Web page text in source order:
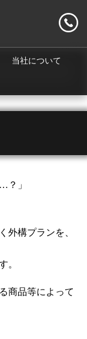
当社について
？」
外構プランを、
。
商品等によって